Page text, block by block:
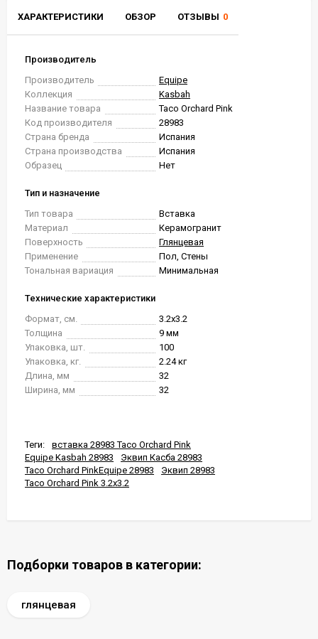
ХАРАКТЕРИСТИКИ ОБЗОР ОТЗЫВЫ 0
Производитель
Производитель
Equipe
Коллекция
Kasbah
Название товара
Taco Orchard Pink
Код производителя
28983
Страна бренда
Испания
Страна производства
Испания
Образец
Нет
Тип и назначение
Тип товара
Вставка
Материал
Керамогранит
Поверхность
Глянцевая
Применение
Пол, Стены
Тональная вариация
Минимальная
Технические характеристики
Формат, см.
3.2x3.2
Толщина
9 мм
Упаковка, шт.
100
Упаковка, кг.
2.24 кг
Длина, мм
32
Ширина, мм
32
Теги:
вставка 28983 Taco Orchard Pink
Equipe Kasbah 28983
Эквип Касба 28983
Taco Orchard PinkEquipe 28983
Эквип 28983
Taco Orchard Pink 3.2x3.2
Подборки товаров в категории:
глянцевая